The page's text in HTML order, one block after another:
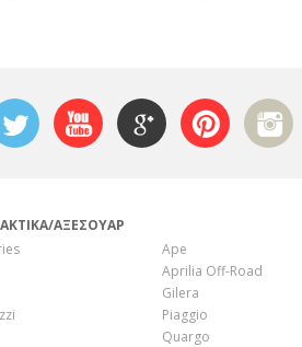
19
486324
ΑΞΕΣΟΥΑΡ
Ape
Aprilia Off-Road
Gilera
Piaggio
Quargo